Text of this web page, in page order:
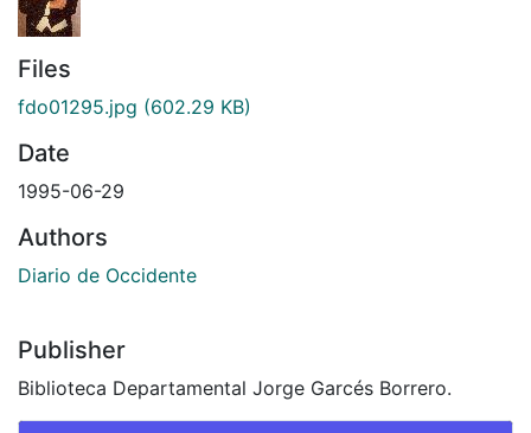
Files
fdo01295.jpg (602.29 KB)
Date
1995-06-29
Authors
Diario de Occidente
Publisher
Biblioteca Departamental Jorge Garcés Borrero.